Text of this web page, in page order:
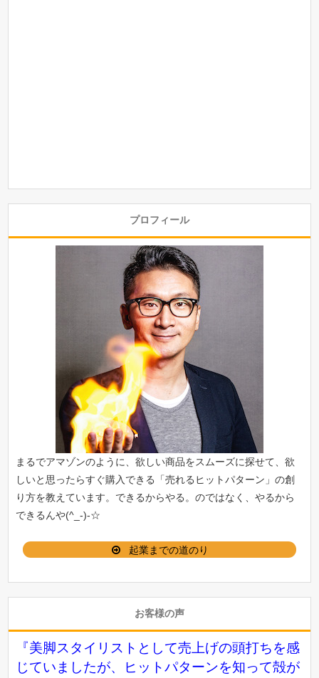
プロフィール
まるでアマゾンのように、欲しい商品をスムーズに探せて、欲
しいと思ったらすぐ購入できる「売れるヒットパターン 」の創
り方を教えています。できるからやる。のではなく、やるから
できるんや(^_-)-☆
起業までの道のり
お客様の声
『美脚スタイリストとして売上げの頭打ちを感
じていましたが、ヒットパターンを知って殻が